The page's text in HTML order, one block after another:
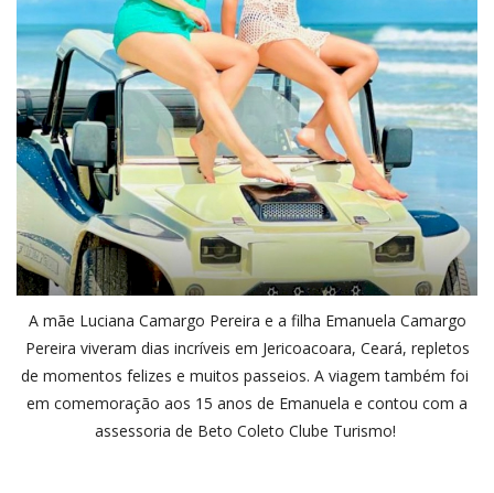
A mãe Luciana Camargo Pereira e a filha Emanuela Camargo
Pereira viveram dias incríveis em Jericoacoara, Ceará, repletos
de momentos felizes e muitos passeios. A viagem também foi
em comemoração aos 15 anos de Emanuela e contou com a
assessoria de Beto Coleto Clube Turismo!